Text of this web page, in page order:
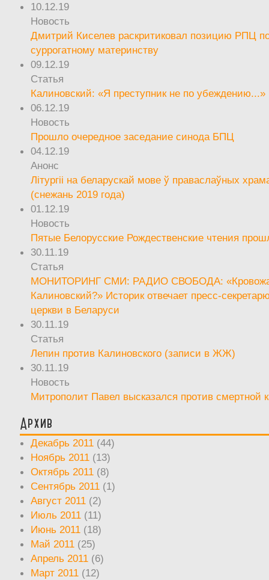
10.12.19
Новость
Дмитрий Киселев раскритиковал позицию РПЦ
суррогатному материнству
09.12.19
Статья
Калиновский: «Я преступник не по убеждению...»
06.12.19
Новость
Прошло очередное заседание синода БПЦ
04.12.19
Анонс
Літургіі на беларускай мове ў праваслаўных
(снежань 2019 года)
01.12.19
Новость
Пятые Белорусские Рождественские чтения
30.11.19
Статья
МОНИТОРИНГ СМИ: РАДИО СВОБОДА:
Калиновский?» Историк отвечает пресс-
церкви в Беларуси
30.11.19
Статья
Лепин против Калиновского (записи в ЖЖ)
30.11.19
Новость
Митрополит Павел высказался против смертной
Архив
Декабрь 2011 (44)
Ноябрь 2011 (13)
Октябрь 2011 (8)
Сентябрь 2011 (1)
Август 2011 (2)
Июль 2011 (11)
Июнь 2011 (18)
Май 2011 (25)
Апрель 2011 (6)
Март 2011 (12)